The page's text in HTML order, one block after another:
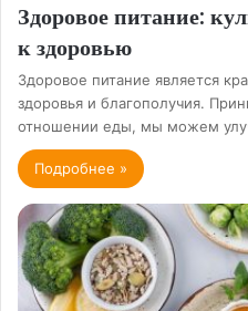
Здоровое питание:
к здоровью
Здоровое питание является
здоровья и благополучия.
отношении еды, мы можем
Подробнее »